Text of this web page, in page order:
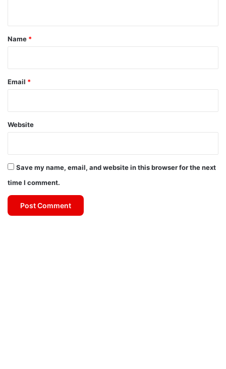
*
Name *
Email *
Website
Save my name, email, and website in this browser for the next
time I comment.